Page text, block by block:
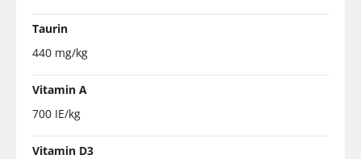
Taurin
440 mg/kg
Vitamin A
700 IE/kg
Vitamin D3